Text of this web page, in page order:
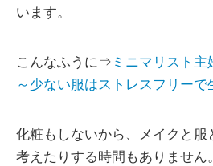
います。
こんなふうに⇒ ミニマリスト主
～少ない服はストレスフリーで
化粧もしないから、メイクと服
考えたりする時間もありません。